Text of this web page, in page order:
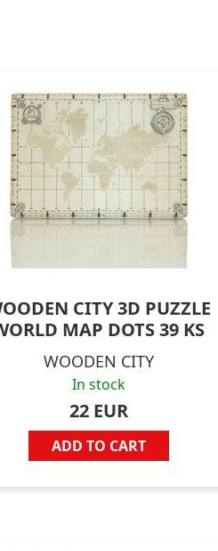
CITY 3D PUZZLE
MAP DOTS 39 KS
WOODEN CITY
In stock
22 EUR
ADD TO CART